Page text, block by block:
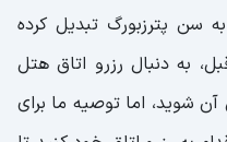
سن پترزبورگ تبدیل کرده
به دنبال رزرو اتاق هتل
شوید، اما توصیه ما برای